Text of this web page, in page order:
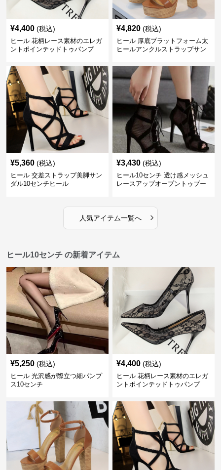
¥4,400 (税込)
ヒール 花柄レース素材のエレガ
ントポインテッドトゥパンプ
¥4,820 (税込)
ヒール 厚底プラットフォーム太
ヒールアンクルストラップサン
¥5,360 (税込)
ヒール 交差ストラップ美脚サン
ダル10センチヒール
¥3,430 (税込)
ヒール10センチ 透け感メッシュ
レースアップオープントゥブー
人気アイテム一覧へ ›
ヒール10センチ の新着アイテム
¥5,250 (税込)
ヒール 光沢感が際立つ細パンプ
ス10センチ
¥4,400 (税込)
ヒール 花柄レース素材のエレガ
ントポインテッドトゥパンプ